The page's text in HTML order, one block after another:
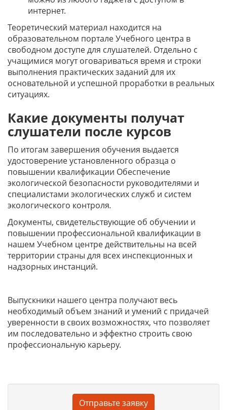
интернет.
Теоретический материал находится на
образовательном портале Учебного центра в
свободном доступе для слушателей. Отдельно с
учащимися могут оговариваться время и строки
выполнения практических заданий для их
основательной и успешной проработки в реальных
ситуациях.
Какие документы получат
слушатели после курсов
По итогам завершения обучения выдается
удостоверение установленного образца о
повышении квалификации Обеспечение
экологической безопасности руководителями и
специалистами экологических служб и систем
экологического контроля.
Документы, свидетельствующие об обучении и
повышении профессиональной квалификации в
нашем Учебном центре действительны на всей
территории страны для всех инспекционных и
надзорных инстанций.
Выпускники нашего центра получают весь
необходимый объем знаний и умений с придачей
уверенности в своих возможностях, что позволяет
им последовательно и эффектно строить свою
профессиональную карьеру.
Отправьте заявку